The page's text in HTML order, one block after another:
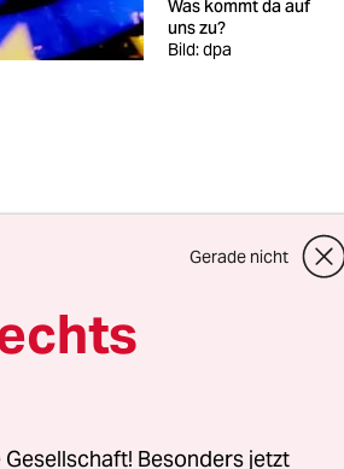
Was kommt da auf
uns zu?
Bild: dpa
nur, um
sondern
Gerade nicht
Besonders jetzt